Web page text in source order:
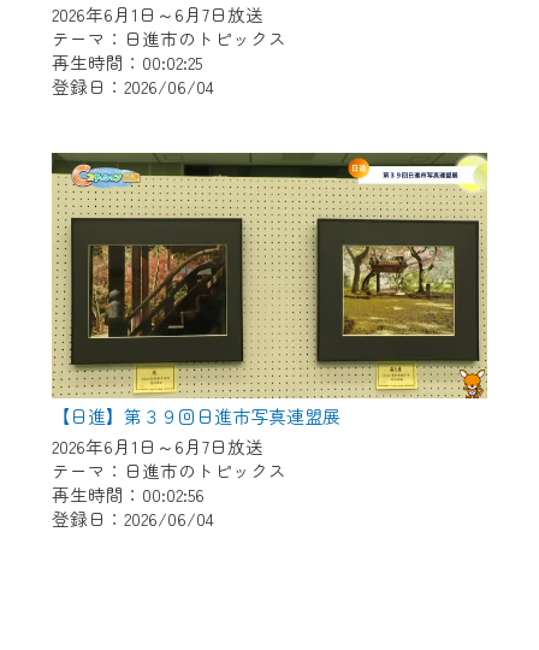
2026年6月1日～6月7日放送
テーマ：日進市のトピックス
再生時間：00:02:25
登録日：2026/06/04
【日進】第３９回日進市写真連盟展
2026年6月1日～6月7日放送
テーマ：日進市のトピックス
再生時間：00:02:56
登録日：2026/06/04